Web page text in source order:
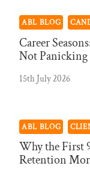
ABL BLOG
Career
Not Panicking
15th July 2026
ABL BLOG
Why the First
Retention